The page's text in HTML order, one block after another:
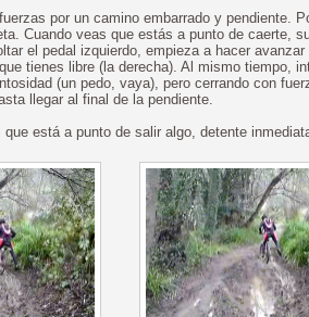
por un camino embarrado y pendiente.
Cuando veas que estás a punto de caerte,
el pedal izquierdo, empieza a hacer
tienes libre (la derecha). Al mismo tiempo,
(un pedo, vaya), pero cerrando con
llegar al final de la pendiente.
está a punto de salir algo, detente